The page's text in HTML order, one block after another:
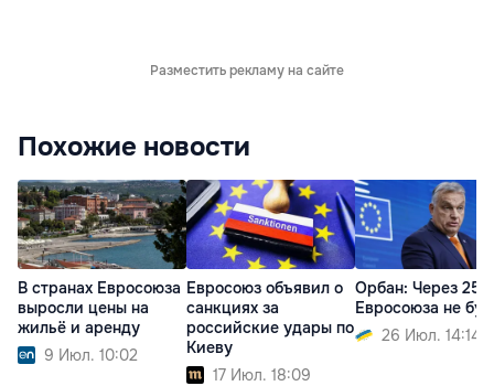
Разместить рекламу на сайте
Похожие новости
В странах Евросоюза
выросли цены на
жильё и аренду
9 Июл. 10:02
Евросоюз объявил о
санкциях за
российские удары по
Киеву
17 Июл. 18:09
Орбан: Через 25
Евросоюза не
26 Июл. 14:14